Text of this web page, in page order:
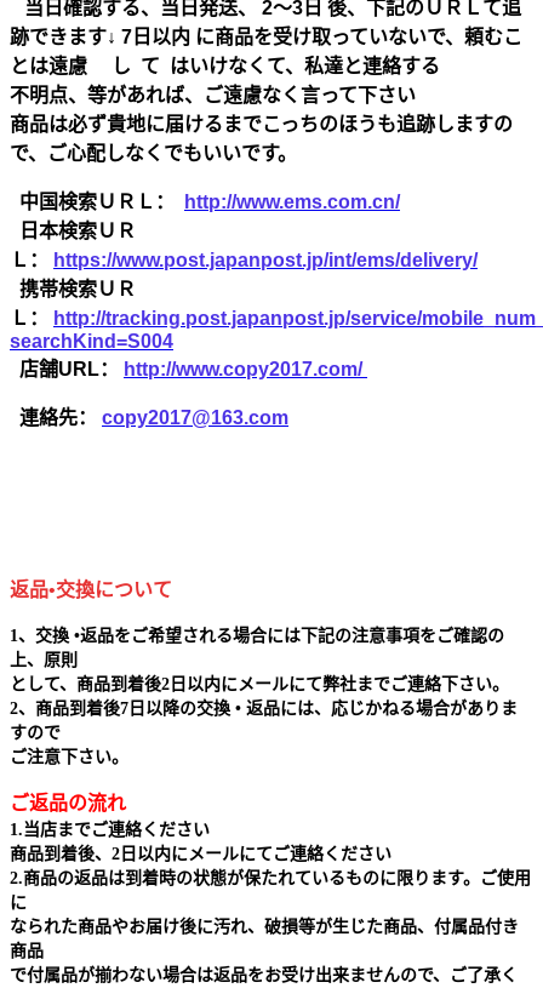
当日確認する、当日発送、 2～3日 後、下記のＵＲＬて追
跡できます↓ 7日以内 に商品を受け取っていないで、頼むこ
とは遠慮 し て はいけなくて、私達と連絡する
不明点、等があれば、ご遠慮なく言って下さい
商品は必ず貴地に届けるまでこっちのほうも追跡しますの
で、ご心配しなくでもいいです。
中国検索ＵＲＬ：
http://www.ems.com.cn/
日本検索ＵＲ
Ｌ：
https://www.post.japanpost.jp/int/ems/delivery/
携帯検索ＵＲ
Ｌ：
http://tracking.post.japanpost.jp/service/
searchKind=S004
店舗URL：
http://www.copy2017.com/
連絡先： copy2017@163.com
返品•交換について
1、交換 •返品をご希望される場合には下記の注意事項をご確認の
上、原則
として、商品到着後2日以内にメールにて弊社までご連絡下さい。
2、商品到着後7日以降の交換 • 返品には、応じかねる場合がありま
すので
ご注意下さい。
ご返品の流れ
1.当店までご連絡ください
商品到着後、2日以内にメールにてご連絡ください
2.商品の返品は到着時の状態が保たれているものに限ります。ご使用
に
なられた商品やお届け後に汚れ、破損等が生じた商品、付属品付き
商品
で付属品が揃わない場合は返品をお受け出来ませんので、ご了承く